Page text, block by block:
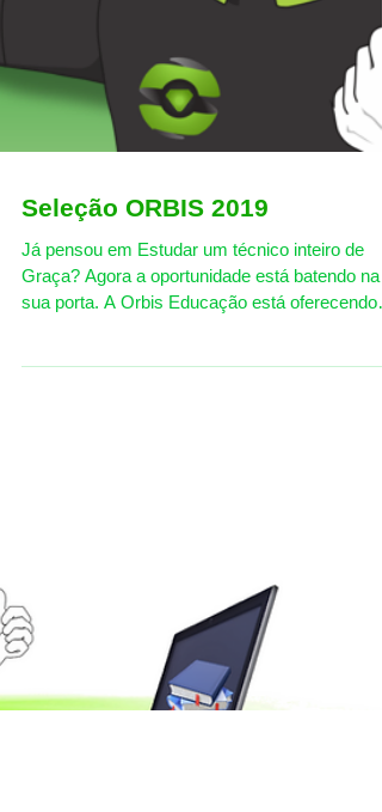
sua porta. A Orbis Educação está oferecendo
para...